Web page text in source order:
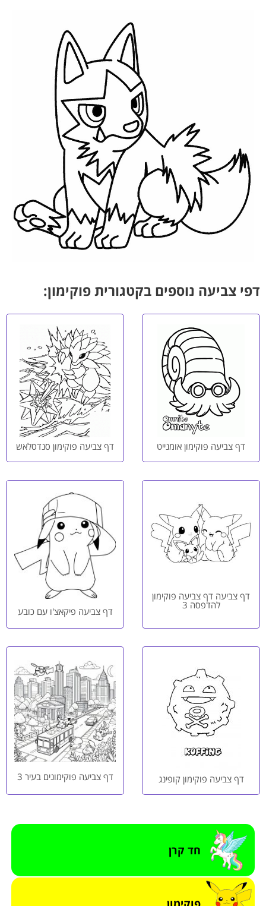
חד קרן
דפי צביעה נוספים בקטגורית פוקימון:
דף צביעה פוקימון אומנייט דף צביעה פוקימון סנדסלאש
דף צביעה דף צביעה פוקימון
להדפסה 3
דף צביעה פיקאצ'ו עם כובע
דף צביעה פוקימון קופינג דף צביעה פוקימונים בעיר 3